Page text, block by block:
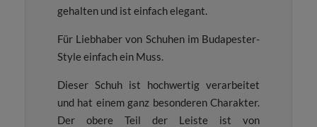
gehalten und ist einfach elegant.
Für Liebhaber von Schuhen im Budapester-
Style einfach ein Muss.
Dieser Schuh ist hochwertig verarbeitet
und hat einem ganz besonderen Charakter.
Der obere Teil der Leiste ist von